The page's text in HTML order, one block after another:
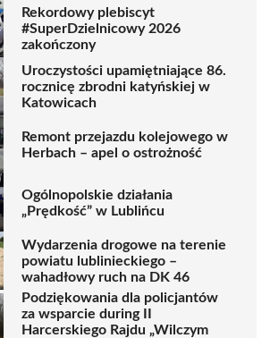
Rekordowy plebiscyt
#SuperDzielnicowy 2026
zakończony
Uroczystości upamiętniające 86.
rocznicę zbrodni katyńskiej w
Katowicach
Remont przejazdu kolejowego w
Herbach – apel o ostrożność
Ogólnopolskie działania
„Prędkość” w Lublińcu
Wydarzenia drogowe na terenie
powiatu lublinieckiego –
wahadłowy ruch na DK 46
Podziękowania dla policjantów
za wsparcie during II
Harcerskiego Rajdu „Wilczym